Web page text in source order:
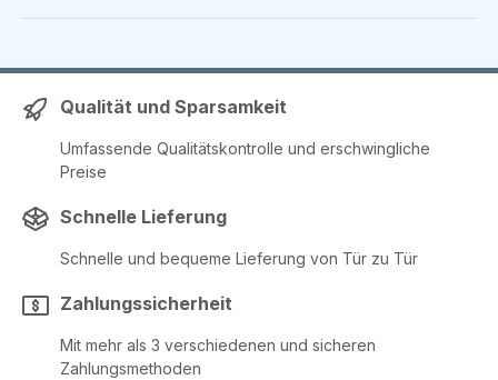
Qualität und Sparsamkeit
Umfassende Qualitätskontrolle und erschwingliche
Preise
Schnelle Lieferung
Schnelle und bequeme Lieferung von Tür zu Tür
Zahlungssicherheit
Mit mehr als 3 verschiedenen und sicheren
Zahlungsmethoden